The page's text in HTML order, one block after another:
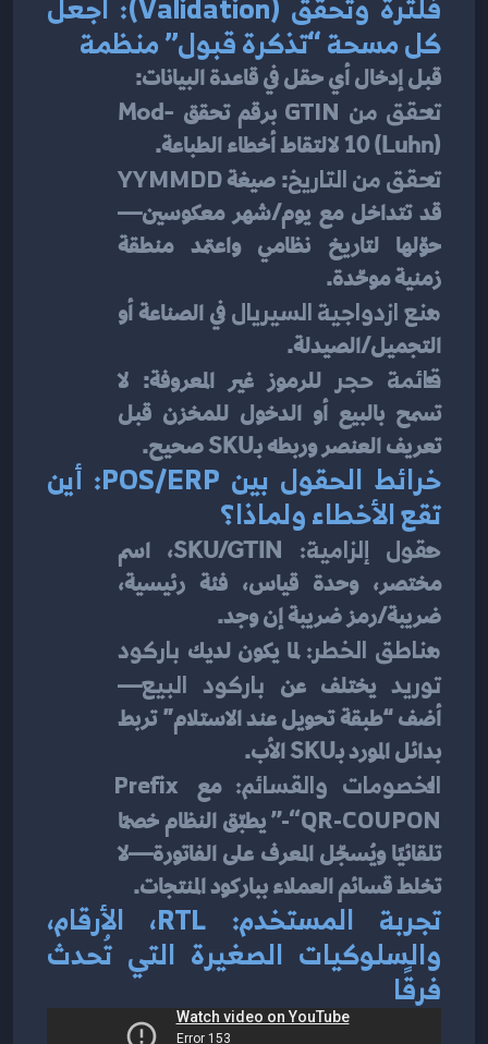
كل مسحة “تذكرة قبول” منظمة
قبل إدخال أي حقل في قاعدة البيانات:
تحقق من GTIN برقم تحقق Mod-
10 (Luhn) لالتقاط أخطاء الطباعة.
تحقق من التاريخ: صيغة YYMMDD
قد تتداخل مع يوم/شهر معكوسين—
حوّلها لتاريخ نظامي واعتمد منطقة
زمنية موحّدة.
منع ازدواجية السيريال
التجميل/الصيدلة.
قائمة حجر للرموز غير المعروفة: لا
تعريف العنصر وربطه بـSKU صحيح.
تقع الأخطاء ولماذا؟
حقول إلزامية:
ضريبة/رمز ضريبة إن وجد.
مناطق الخطر: لما يكون لديك
باركود
توريد يختلف عن باركود البيع—
أضف “طبقة تحويل عند الاستلام” تربط
بدائل المورد بـSKU الأب.
الخصومات والقسائم: مع Prefix
“QR-COUPON-”
تلقائيًا ويُسجّل المعرف على الفاتورة—لا
تخلط قسائم العملاء بباركود المنتجات.
فرقًا